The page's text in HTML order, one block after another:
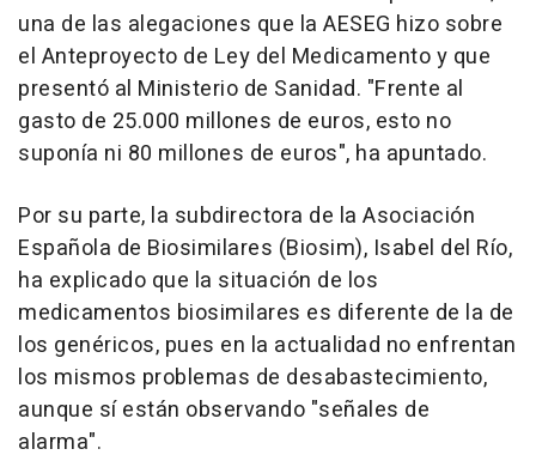
una de las alegaciones que la AESEG hizo sobre
el Anteproyecto de Ley del Medicamento y que
presentó al Ministerio de Sanidad. "Frente al
gasto de 25.000 millones de euros, esto no
suponía ni 80 millones de euros", ha apuntado.
Por su parte, la subdirectora de la Asociación
Española de Biosimilares (Biosim), Isabel del Río,
ha explicado que la situación de los
medicamentos biosimilares es diferente de la de
los genéricos, pues en la actualidad no enfrentan
los mismos problemas de desabastecimiento,
aunque sí están observando "señales de
alarma".